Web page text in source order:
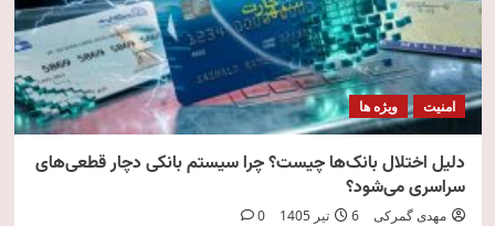
امنیت ویژه ها
دلیل اختلال بانک‌ها چیست؟ چرا سیستم بانکی دچار قطعی‌های
سراسری می‌شود؟
مهدی گمرکی 6 تیر 1405 0